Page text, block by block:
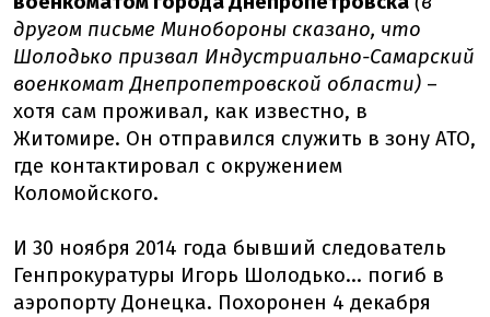
другом письме Минобороны сказано, что
Шолодько призвал Индустриально-Самарский
военкомат Днепропетровской области) –
хотя сам проживал, как известно, в
Житомире. Он отправился служить в зону АТО,
где контактировал с окружением
Коломойского.
И 30 ноября 2014 года бывший следователь
Генпрокуратуры Игорь Шолодько... погиб в
аэропорту Донецка. Похоронен 4 декабря